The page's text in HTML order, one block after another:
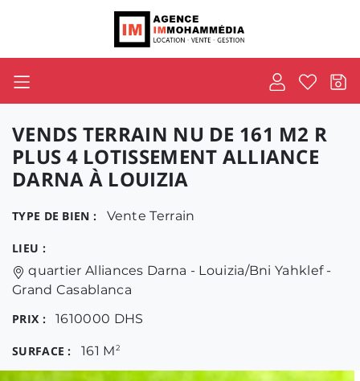
VENDS TERRAIN NU DE 161 M2 R
PLUS 4 LOTISSEMENT ALLIANCE
DARNA À LOUIZIA
TYPE DE BIEN : Vente Terrain
LIEU :
quartier Alliances Darna - Louizia/Bni Yahklef -
Grand Casablanca
PRIX :
1610000 DHS
SURFACE : 161 M2